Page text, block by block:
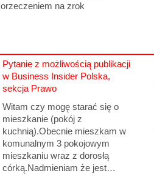
orzeczeniem na zrok
Pytanie z możliwością publikacji
w Business Insider Polska,
sekcja Prawo
Witam czy mogę starać się o
mieszkanie (pokój z
kuchnią).Obecnie mieszkam w
komunalnym 3 pokojowym
mieszkaniu wraz z dorosłą
córką.Nadmieniam że jest…